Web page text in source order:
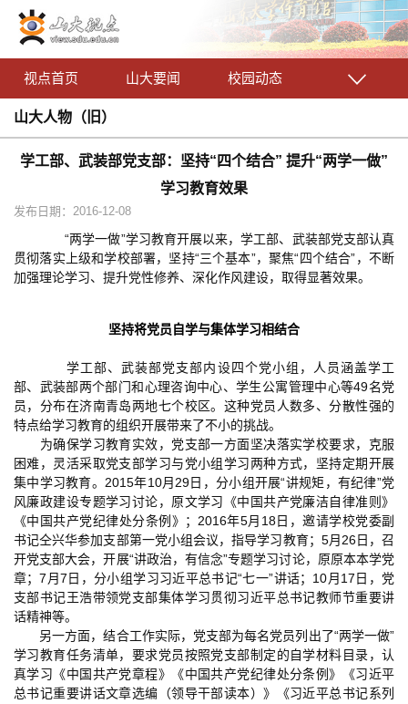
视点首页 山大要闻 校园动态
山大人物（旧）
学工部、武装部党支部：坚持“四个结合” 提升“两学一做”
学习教育效果
发布日期：2016-12-08
“两学一做”学习教育开展以来，学工部、武装部党支部认真
贯彻落实上级和学校部署，坚持“三个基本”，聚焦“四个结合”，不断
加强理论学习、提升党性修养、深化作风建设，取得显著效果。
坚持将党员自学与集体学习相结合
学工部、武装部党支部内设四个党小组，人员涵盖学工
部、武装部两个部门和心理咨询中心、学生公寓管理中心等49名党
员，分布在济南青岛两地七个校区。这种党员人数多、分散性强的
特点给学习教育的组织开展带来了不小的挑战。
为确保学习教育实效，党支部一方面坚决落实学校要求，克服
困难，灵活采取党支部学习与党小组学习两种方式，坚持定期开展
集中学习教育。2015年10月29日，分小组开展“讲规矩，有纪律”党
风廉政建设专题学习讨论，原文学习《中国共产党廉洁自律准则》
《中国共产党纪律处分条例》；2016年5月18日，邀请学校党委副
书记仝兴华参加支部第一党小组会议，指导学习教育；5月26日，召
开党支部大会，开展“讲政治，有信念”专题学习讨论，原原本本学党
章；7月7日，分小组学习习近平总书记“七一”讲话；10月17日，党
支部书记王浩带领党支部集体学习贯彻习近平总书记教师节重要讲
话精神等。
另一方面，结合工作实际，党支部为每名党员列出了“两学一做”
学习教育任务清单，要求党员按照党支部制定的自学材料目录，认
真学习《中国共产党章程》《中国共产党纪律处分条例》《习近平
总书记重要讲话文章选编（领导干部读本）》《习近平总书记系列